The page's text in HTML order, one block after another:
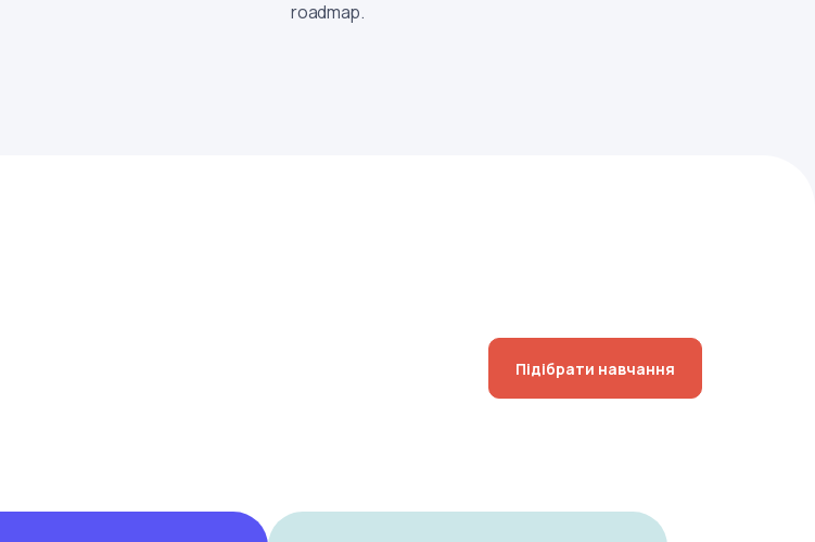
roadmap.
Підібрати навчання